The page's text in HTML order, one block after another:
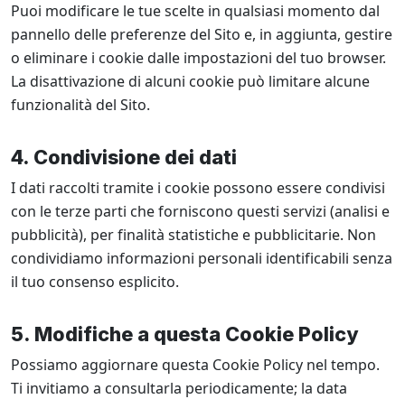
Puoi modificare le tue scelte in qualsiasi momento dal
pannello delle preferenze del Sito e, in aggiunta, gestire
o eliminare i cookie dalle impostazioni del tuo browser.
La disattivazione di alcuni cookie può limitare alcune
funzionalità del Sito.
4. Condivisione dei dati
I dati raccolti tramite i cookie possono essere condivisi
con le terze parti che forniscono questi servizi (analisi e
pubblicità), per finalità statistiche e pubblicitarie. Non
condividiamo informazioni personali identificabili senza
il tuo consenso esplicito.
5. Modifiche a questa Cookie Policy
Possiamo aggiornare questa Cookie Policy nel tempo.
Ti invitiamo a consultarla periodicamente; la data